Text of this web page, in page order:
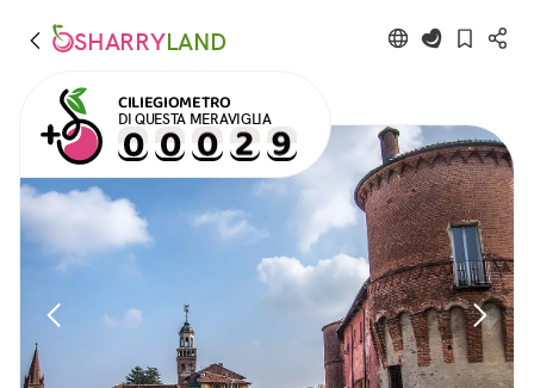
SHARRYLAND
CILIEGIOMETRO
DI QUESTA MERAVIGLIA